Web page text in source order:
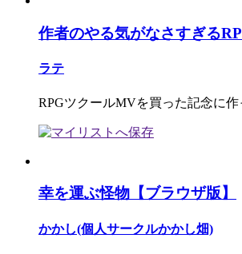
作者のやる気がなさすぎる
ラテ
RPGツクールMVを買った記念に
幸を運ぶ怪物【ブラウザ版】
かかし(個人サークルかかし畑)